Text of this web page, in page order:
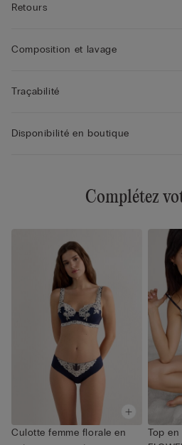
Retours
Composition et lavage
Traçabilité
Disponibilité en boutique
Complétez
Culotte femme florale en
Top en